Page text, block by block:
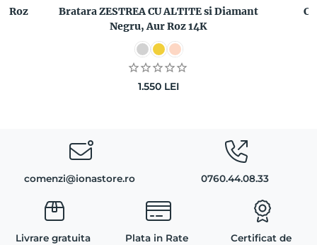
Roz
Bratara ZESTREA CU ALTITE si Diamant
Negru, Aur Roz 14K
1.550 LEI
comenzi@ionastore.ro 0760.44.08.33
Livrare gratuita Plata in Rate
Certificat de